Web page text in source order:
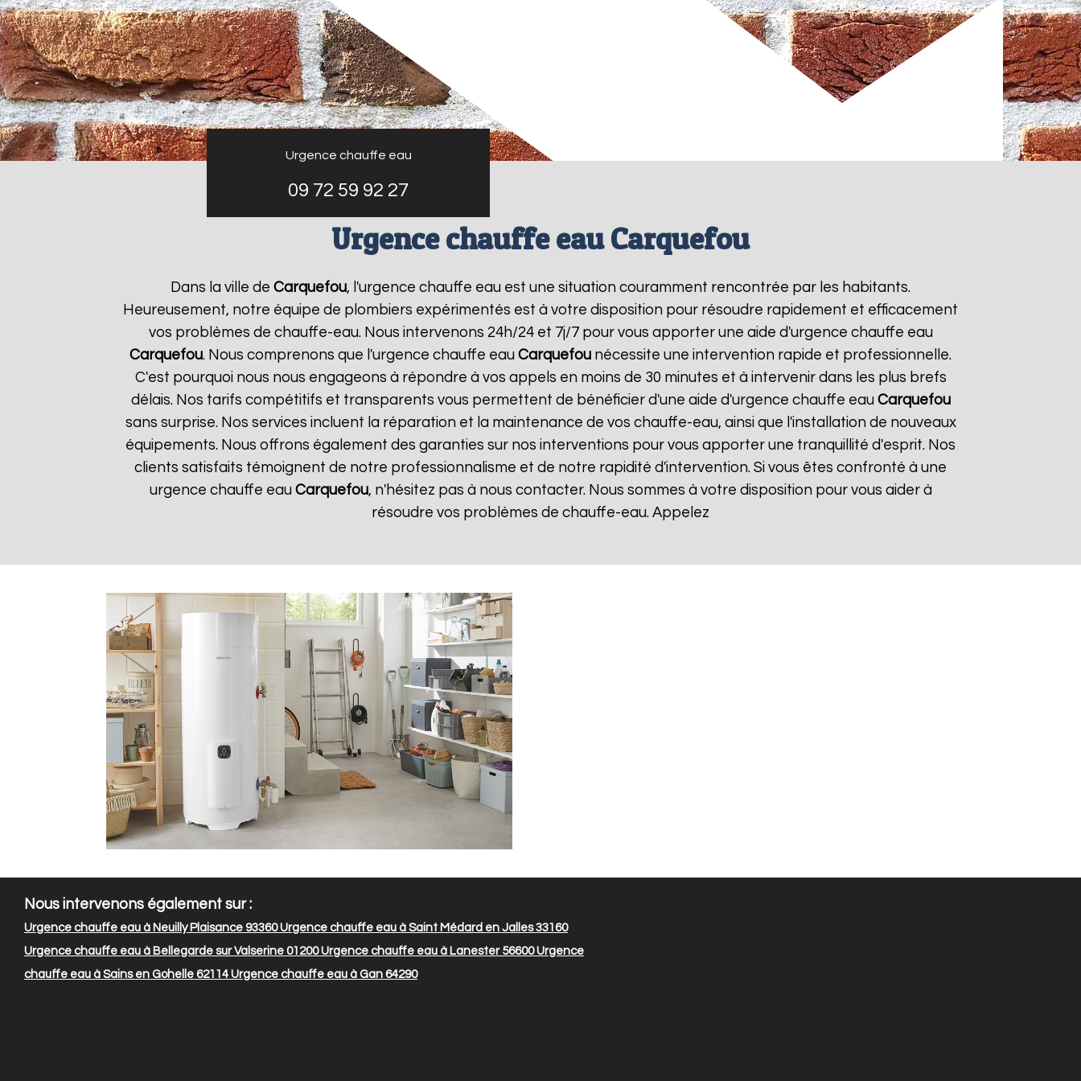
Urgence chauffe eau
09 72 59 92 27
Urgence chauffe eau Carquefou
Dans la ville de Carquefou, l'urgence chauffe eau est une situation couramment rencontrée par les habitants.
Heureusement, notre équipe de plombiers expérimentés est à votre disposition pour résoudre rapidement et efficacement
vos problèmes de chauffe-eau. Nous intervenons 24h/24 et 7j/7 pour vous apporter une aide d'urgence chauffe eau
Carquefou. Nous comprenons que l'urgence chauffe eau Carquefou nécessite une intervention rapide et professionnelle.
C'est pourquoi nous nous engageons à répondre à vos appels en moins de 30 minutes et à intervenir dans les plus brefs
délais. Nos tarifs compétitifs et transparents vous permettent de bénéficier d'une aide d'urgence chauffe eau Carquefou
sans surprise. Nos services incluent la réparation et la maintenance de vos chauffe-eau, ainsi que l'installation de nouveaux
équipements. Nous offrons également des garanties sur nos interventions pour vous apporter une tranquillité d'esprit. Nos
clients satisfaits témoignent de notre professionnalisme et de notre rapidité d'intervention. Si vous êtes confronté à une
urgence chauffe eau Carquefou, n'hésitez pas à nous contacter. Nous sommes à votre disposition pour vous aider à
résoudre vos problèmes de chauffe-eau. Appelez
Nous intervenons également sur :
Urgence chauffe eau à Neuilly Plaisance 93360Urgence chauffe eau à Saint Médard en Jalles 33160
Urgence chauffe eau à Bellegarde sur Valserine 01200Urgence chauffe eau à Lanester 56600Urgence
chauffe eau à Sains en Gohelle 62114 Urgence chauffe eau à Gan 64290